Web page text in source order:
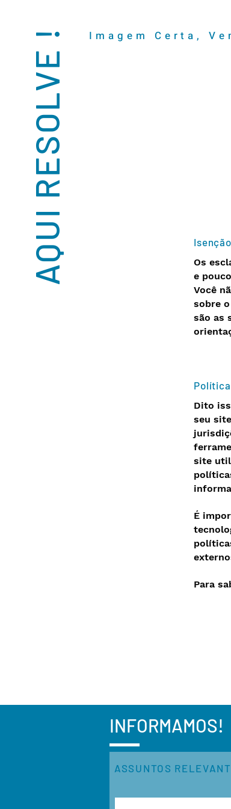
AQUI RESOLVE ! Imagem Certa,
Os
e
Você
sobre
são as
Dito
seu
site
É
Para
INFORMAMOS!
ASSUNTOS